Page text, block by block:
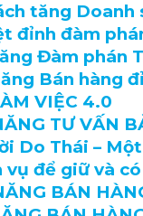
tăng Doanh
đỉnh đàm
Đàm phán
Bán hàng
VIỆC 4.0
TƯ VẤN
Do Thái –
vụ để giữ và
BÁN